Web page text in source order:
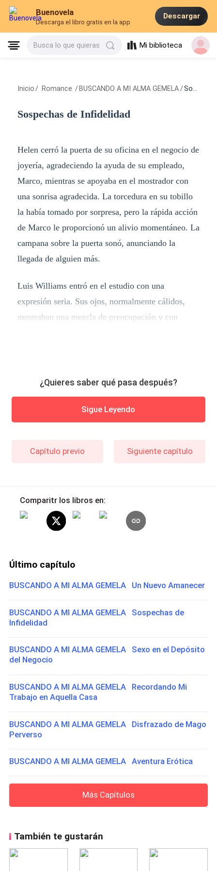
Buenovela
Descarga el libro gratis en la app
Descargar
Busca lo que quieras Mi biblioteca
Inicio / Romance / BUSCANDO A MI ALMA GEMELA /Sospechas de Infidelidad
Sospechas de Infidelidad
Helen cerró la puerta de su oficina en el negocio de
joyería, agradeciendo la ayuda de su empleado,
Marco, mientras se apoyaba en el mostrador con
una sonrisa agradecida. La torcedura en su tobillo
la había tomado por sorpresa, pero la rápida acción
de Marco le proporcionó un alivio momentáneo. La
campana sobre la puerta sonó, anunciando la
llegada de alguien más.
Luis Williams entró en el estudio con una
expresión seria. Sus ojos, normalmente cálidos,
mostraban una mezcla de preocupación y con
¿Quieres saber qué pasa después?
Sigue Leyendo
Capítulo previo Siguiente capítulo
Comparitr los libros en:
Último capítulo
BUSCANDO A MI ALMA GEMELA Un Nuevo Amanecer
BUSCANDO A MI ALMA GEMELA Sospechas de
Infidelidad
BUSCANDO A MI ALMA GEMELA Sexo en el Depósito
del Negocio
BUSCANDO A MI ALMA GEMELA Recordando Mi
Trabajo en Aquella Casa
BUSCANDO A MI ALMA GEMELA Disfrazado de Mago
Perverso
BUSCANDO A MI ALMA GEMELA Aventura Erótica
Más Capítulos
También te gustarán